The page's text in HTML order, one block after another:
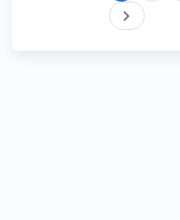
След.